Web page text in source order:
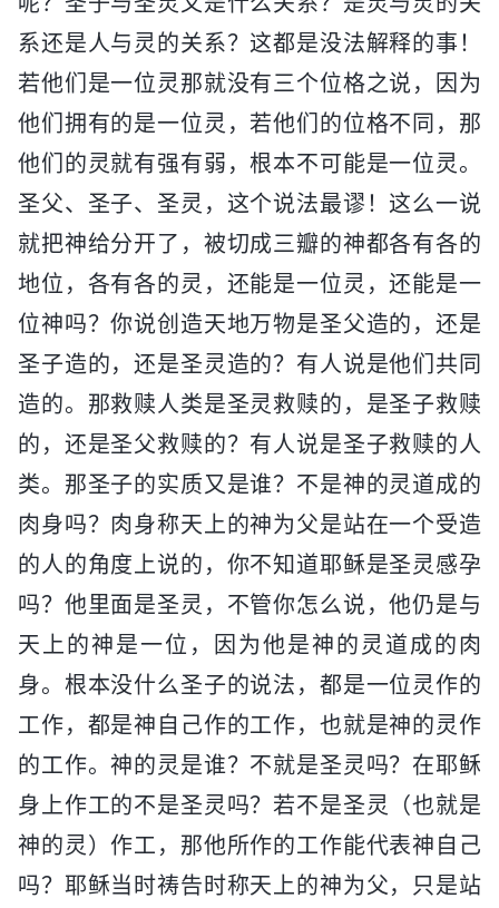
系还是人与灵的关系？这都是没法解释的事！
若他们是一位灵那就没有三个位格之说，因为
他们拥有的是一位灵，若他们的位格不同，那
他们的灵就有强有弱，根本不可能是一位灵。
圣父、圣子、圣灵，这个说法最谬！这么一说
就把神给分开了，被切成三瓣的神都各有各的
地位，各有各的灵，还能是一位灵，还能是一
位神吗？你说创造天地万物是圣父造的，还是
圣子造的，还是圣灵造的？有人说是他们共同
造的。那救赎人类是圣灵救赎的，是圣子救赎
的，还是圣父救赎的？有人说是圣子救赎的人
类。那圣子的实质又是谁？不是神的灵道成的
肉身吗？肉身称天上的神为父是站在一个受造
的人的角度上说的，你不知道耶稣是圣灵感孕
吗？他里面是圣灵，不管你怎么说，他仍是与
天上的神是一位，因为他是神的灵道成的肉
身。根本没什么圣子的说法，都是一位灵作的
工作，都是神自己作的工作，也就是神的灵作
的工作。神的灵是谁？不就是圣灵吗？在耶稣
身上作工的不是圣灵吗？若不是圣灵（也就是
神的灵）作工，那他所作的工作能代表神自己
吗？耶稣当时祷告时称天上的神为父，只是站